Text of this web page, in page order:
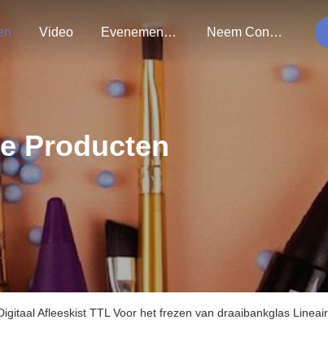
Video Evenementen Neem Contact Met Ons Op
Producten
Afleeskist TTL Voor het frezen van draaibankglas